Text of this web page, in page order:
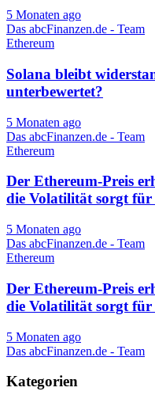
5 Monaten ago
Das abcFinanzen.de - Team
Ethereum
Solana bleibt
unterbewertet?
5 Monaten ago
Das abcFinanzen.de - Team
Ethereum
Der Ethereum-Preis
die Volatilität sorgt für
5 Monaten ago
Das abcFinanzen.de - Team
Ethereum
Der Ethereum-Preis
die Volatilität sorgt für
5 Monaten ago
Das abcFinanzen.de - Team
Kategorien